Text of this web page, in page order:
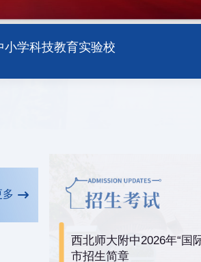
学科技教育实验校
多
西北师大附中2026年“国
市招生简章